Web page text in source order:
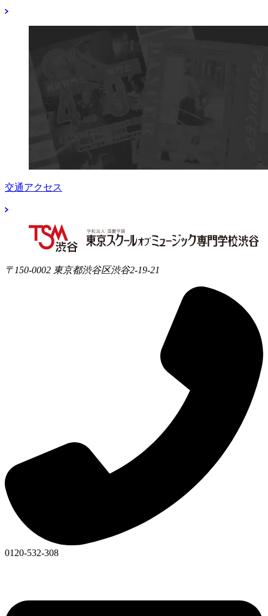
交通アクセス
〒150-0002 東京都渋谷区渋谷2-19-21
0120-532-308